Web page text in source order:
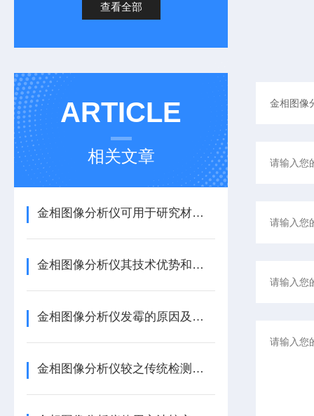
查看全部
ARTICLE
相关文章
金相图像分析仪可用于研究材料的微观结构和组织特征
金相图像分析仪其技术优势和功能特点决定了它在材料科学和工业生产中的重要地位
金相图像分析仪发霉的原因及处理
金相图像分析仪较之传统检测方法,优势在哪?